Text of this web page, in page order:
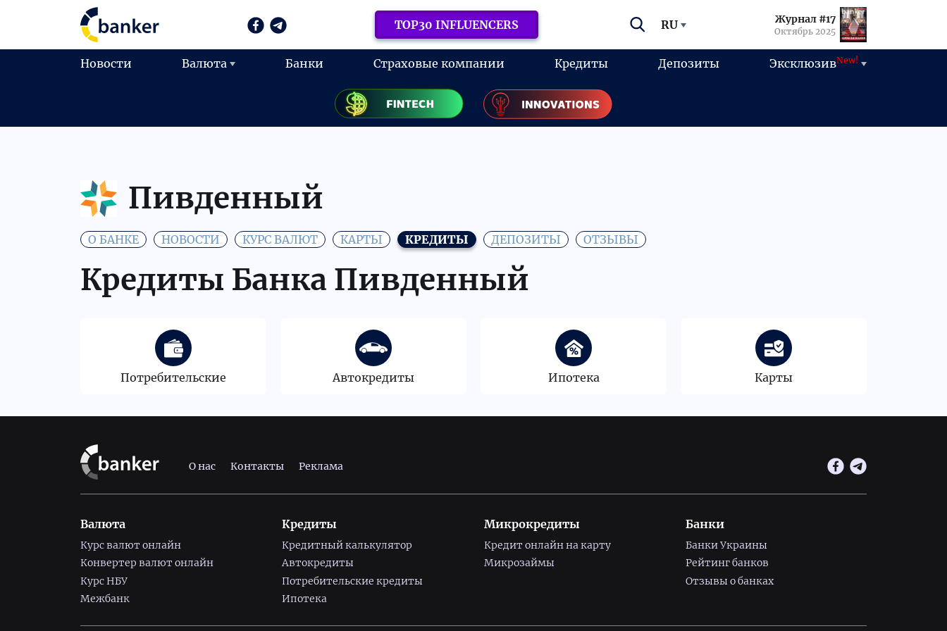
TOP30 INFLUENCERS RU Журнал #17
Октябрь 2025
Новости Валюта Банки Страховые компании Кредиты Депозиты ЭксклюзивNew!
Пивденный
О БАНКЕ НОВОСТИ КУРС ВАЛЮТ КАРТЫ КРЕДИТЫ ДЕПОЗИТЫ ОТЗЫВЫ
Кредиты Банка Пивденный
Потребительские Автокредиты Ипотека Карты
О нас Контакты Реклама
Валюта
Курс валют онлайн
Конвертер валют онлайн
Курс НБУ
Межбанк
Кредиты
Кредитный калькулятор
Автокредиты
Потребительские кредиты
Ипотека
Микрокредиты
Кредит онлайн на карту
Микрозаймы
Банки
Банки Украины
Рейтинг банков
Отзывы о банках